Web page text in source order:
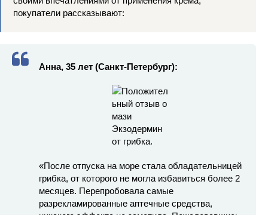
покупатели рассказывают:
Анна, 35 лет (Санкт-Петербург):
«После отпуска на море стала обладательницей
грибка, от которого не могла избавиться более 2
месяцев. Перепробовала самые
разрекламированные аптечные средства,